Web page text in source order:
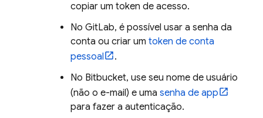
copiar um token de acesso.
No GitLab, é possível usar a senha da
conta ou criar um token de conta
pessoal
.
No Bitbucket, use seu nome de usuário
(não o e-mail) e uma senha de app
para fazer a autenticação.